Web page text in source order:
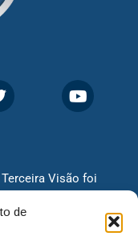
de
Visão foi
só existiam
continua